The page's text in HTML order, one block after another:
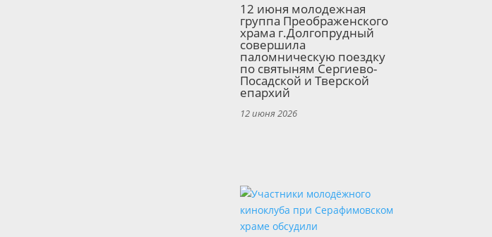
12 июня молодежная
группа Преображенского
храма г.Долгопрудный
совершила
паломническую поездку
по святыням Сергиево-
Посадской и Тверской
епархий
12 июня 2026